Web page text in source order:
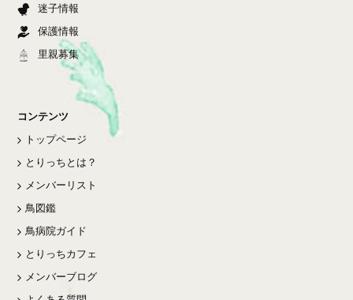
迷子情報
保護情報
里親募集
コンテンツ
トップページ
とりっちとは？
メンバーリスト
鳥図鑑
鳥病院ガイド
とりっちカフェ
メンバーブログ